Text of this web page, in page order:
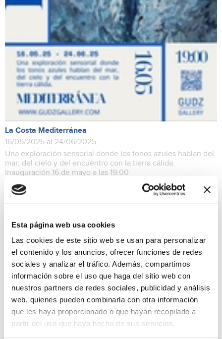
Esta página web usa cookies
Las cookies de este sitio web se usan para personalizar
el contenido y los anuncios, ofrecer funciones de redes
sociales y analizar el tráfico. Además, compartimos
información sobre el uso que haga del sitio web con
nuestros partners de redes sociales, publicidad y análisis
web, quienes pueden combinarla con otra información
que les haya proporcionado o que hayan recopilado a
partir del uso que haya hecho de sus servicios.
La Costa Mediterránea
16/05/2025 al 24/06/2025
Una exploración sensorial donde los tonos azules hablan del
mar, del cielo y del encuentro con la tierra cálida.
Inauguración 16 de mayo a las 19:00
Exposiciones